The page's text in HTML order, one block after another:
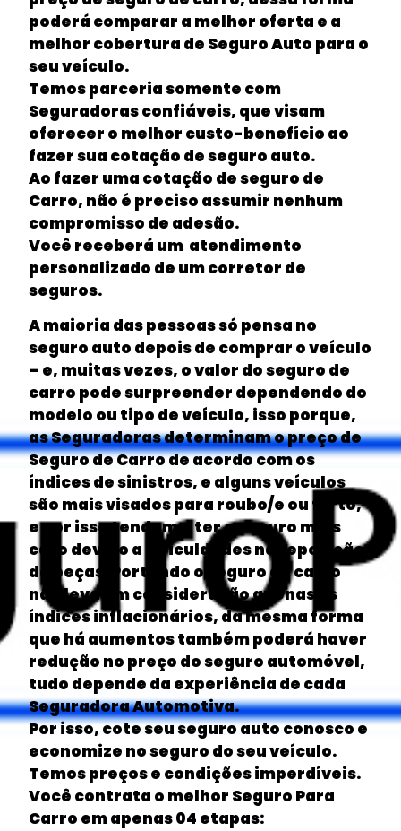
poderá comparar a melhor oferta e a
melhor cobertura de Seguro Auto para o
seu veículo.
Temos parceria somente com
Seguradoras confiáveis, que visam
oferecer o melhor custo-benefício ao
fazer sua cotação de seguro auto.
Ao fazer uma cotação de seguro de
Carro, não é preciso assumir nenhum
compromisso de adesão.
Você receberá um atendimento
personalizado de um corretor de
seguros.
A maioria das pessoas só pensa no
seguro auto depois de comprar o veículo
– e, muitas vezes, o valor do seguro de
carro pode surpreender dependendo do
modelo ou tipo de veículo, isso porque,
as Seguradoras determinam o preço de
Seguro de Carro de acordo com os
índices de sinistros, e alguns veículos
são mais visados para roubo/e ou furto,
e por isso tendem a ter o seguro mais
caro devido a dificuldades na reposição
de peças. Portando o seguro de carro
não leva em consideração apenas os
índices inflacionários, da mesma forma
que há aumentos também poderá haver
redução no preço do seguro automóvel,
tudo depende da experiência de cada
Seguradora Automotiva.
Por isso, cote seu seguro auto conosco e
economize no seguro do seu veículo.
Temos preços e condições imperdíveis.
Você contrata o melhor Seguro Para
Carro em apenas 04 etapas: